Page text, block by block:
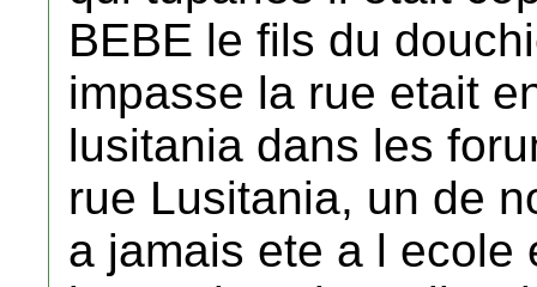
BEBE le fils du
impasse la rue etait
lusitania dans les
rue Lusitania, un de
a jamais ete a l ecole